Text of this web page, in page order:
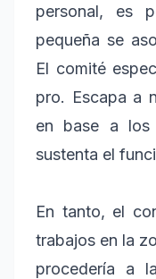
personal, es
pequeña se
El comité
pro. Escapa a
en base a los
sustenta el
En tanto, el
trabajos en la
procedería a